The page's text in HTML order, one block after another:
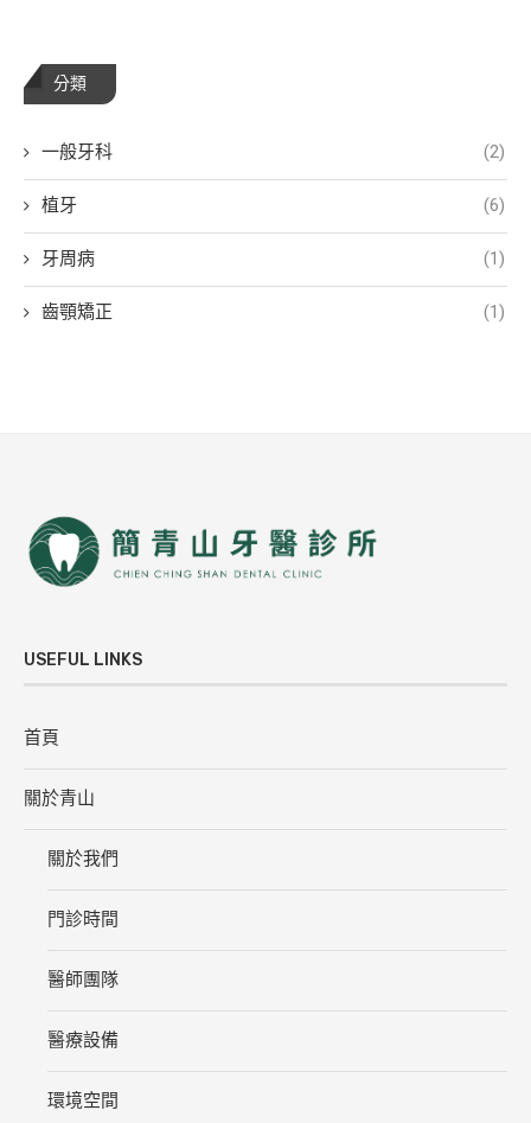
分類
一般牙科 (2)
植牙 (6)
牙周病 (1)
齒顎矯正 (1)
USEFUL LINKS
首頁
關於青山
關於我們
門診時間
醫師團隊
醫療設備
環境空間